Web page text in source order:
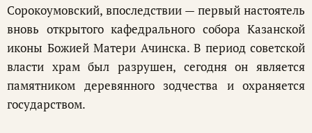
Сорокоумовский, впоследствии — первый настоятель
вновь открытого кафедрального собора Казанской
иконы Божией Матери Ачинска. В период советской
власти храм был разрушен, сегодня он является
памятником деревянного зодчества и охраняется
государством.